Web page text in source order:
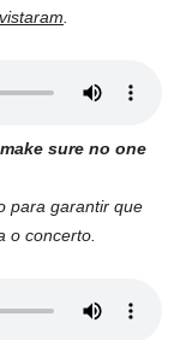
sure no one
para garantir que
o concerto.